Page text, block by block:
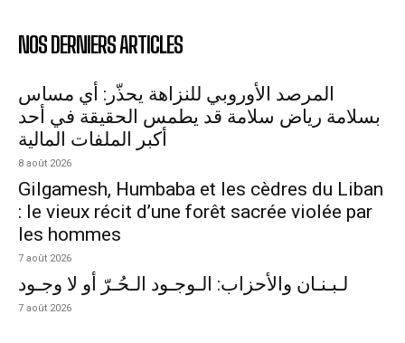
NOS DERNIERS ARTICLES
المرصد الأوروبي للنزاهة يحذّر: أي مساس
بسلامة رياض سلامة قد يطمس الحقيقة في أحد
أكبر الملفات المالية
8 août 2026
Gilgamesh, Humbaba et les cèdres du Liban
: le vieux récit d’une forêt sacrée violée par
les hommes
7 août 2026
لـبـنـان والأحزاب: الـوجـود الـحُـرّ أو لا وجـود
7 août 2026